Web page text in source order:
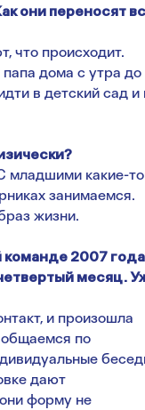
они переносят
что происходит.
дома с утра до
в детский сад и
младшими какие-то
занимаемся.
жизни.
команде 2007 года
месяц.
и произошла
по
дают
форму не